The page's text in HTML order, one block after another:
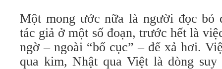
Một mong ước nữa là người đọc bỏ
tác giả ở một số đoạn, trước hết là
ngờ – ngoài “bố cục” – để xả hơi.
qua kim, Nhật qua Việt là dòng